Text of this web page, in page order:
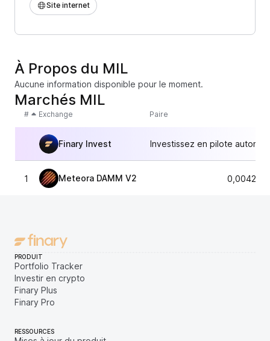
Site internet
À Propos du MIL
Aucune information disponible pour le moment.
Marchés MIL
# Exchange Paire
Finary Invest Investissez en pilote
1 Meteora DAMM V2
PRODUIT
Portfolio Tracker
Investir en crypto
Finary Plus
Finary Pro
RESSOURCES